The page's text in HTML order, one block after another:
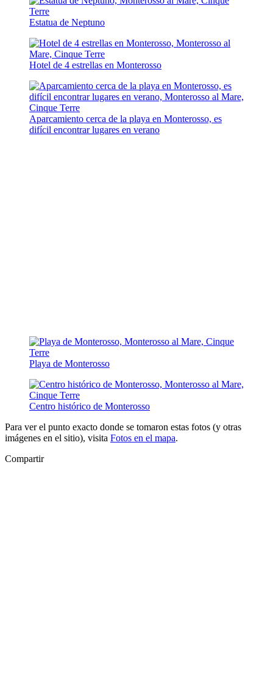
Estatua de Neptuno
Hotel de 4 estrellas en Monterosso
Aparcamiento cerca de la playa en Monterosso, es
difícil encontrar lugares en verano
Playa de Monterosso
Centro histórico de Monterosso
Para ver el punto exacto donde se tomaron estas fotos (y otras
imágenes en el sitio), visita Fotos en el mapa.
Compartir